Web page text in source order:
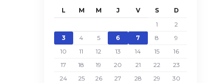
L M M J V S
D
1
2
3
4 5 6 7 8
9
10
11 12 13 14 15
16
17
18 19 20 21 22
23
24
25 26 27 28 29
30